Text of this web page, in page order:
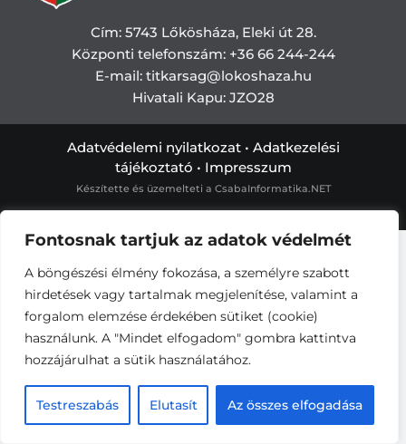
Fontosnak tartjuk az adatok védelmét
A böngészési élmény fokozása, a személyre szabott
hirdetések vagy tartalmak megjelenítése, valamint a
forgalom elemzése érdekében sütiket (cookie)
használunk. A "Mindet elfogadom" gombra kattintva
hozzájárulhat a sütik használatához.
Testreszabás Elutasít Az összes elfogadása
Cím: 5743 Lőkösháza, Eleki út 28.
Központi telefonszám: +36 66 244-244
E-mail: titkarsag@lokoshaza.hu
Hivatali Kapu: JZO28
Adatvédelemi nyilatkozat• Adatkezelési
tájékoztató • Impresszum
Készítette és üzemelteti a CsabaInformatika.NET